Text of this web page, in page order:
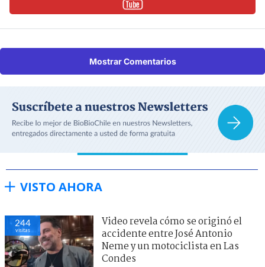
Mostrar Comentarios
VISTO AHORA
244
visitas
Video revela cómo se originó el
accidente entre José Antonio
Neme y un motociclista en Las
Condes